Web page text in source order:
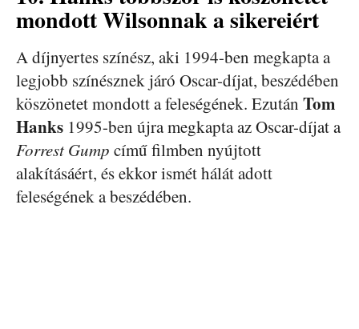
mondott Wilsonnak a sikereiért
A díjnyertes színész, aki 1994-ben megkapta a
legjobb színésznek járó Oscar-díjat, beszédében
köszönetet mondott a feleségének. Ezután Tom
Hanks 1995-ben újra megkapta az Oscar-díjat a
Forrest Gump című filmben nyújtott
alakításáért, és ekkor ismét hálát adott
feleségének a beszédében.